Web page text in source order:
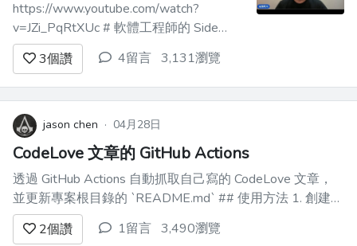
https://www.youtube.com/watch?
v=JZi_PqRtXUc # 軟體工程師的 Side
Project 生存學：從梗圖網站到藝文行事
曆 > 本文整理自我在「愛寫扣論壇」第一
次直播的分享內容，講述我過去幾年打造
Side Project 的經驗與變現成效，給也
想...
3個讚 4留言 3,131瀏覽
jason chen · 04月28日
CodeLove 文章的 GitHub Actions
透過 GitHub Actions 自動抓取自己寫的 CodeLove 文章，
並更新專案根目錄的 `README.md` ## 使用方法 1. 創建檔
案 `.github/workflows/codelove-updater.yml` 在專案中:
```yaml name: Test...
2個讚 1留言 3,490瀏覽